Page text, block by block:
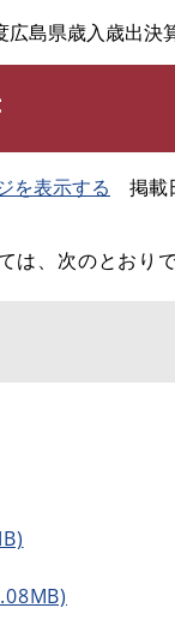
広島県歳入歳出決
を表示する 掲載
、次のとおりで